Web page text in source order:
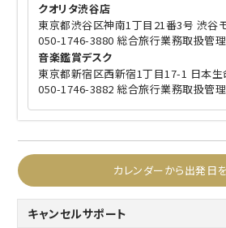
クオリタ渋谷店
東京都渋谷区神南1丁目21番3号 渋谷
050-1746-3880 総合旅行業務取扱管理
音楽鑑賞デスク
東京都新宿区西新宿1丁目17-1 日本
050-1746-3882 総合旅行業務取扱管理
カレンダーから出発日
キャンセルサポート